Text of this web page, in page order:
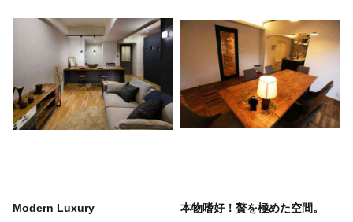
Modern Luxury 本物嗜好！贅を極めた空間。